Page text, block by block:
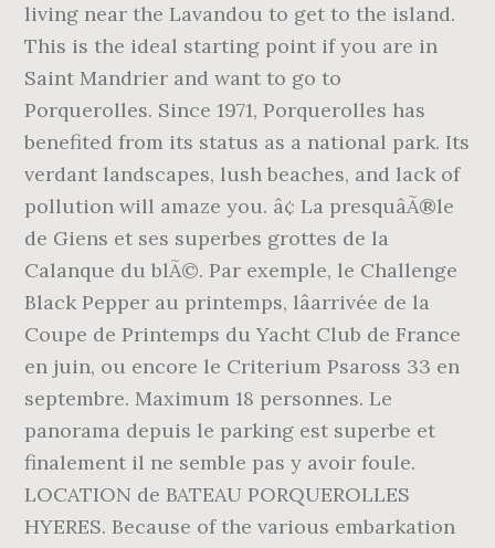
living near the Lavandou to get to the island.
This is the ideal starting point if you are in
Saint Mandrier and want to go to
Porquerolles. Since 1971, Porquerolles has
benefited from its status as a national park. Its
verdant landscapes, lush beaches, and lack of
pollution will amaze you. â¢ La presquâÃ®le
de Giens et ses superbes grottes de la
Calanque du blÃ©. Par exemple, le Challenge
Black Pepper au printemps, lâarrivée de la
Coupe de Printemps du Yacht Club de France
en juin, ou encore le Criterium Psaross 33 en
septembre. Maximum 18 personnes. Le
panorama depuis le parking est superbe et
finalement il ne semble pas y avoir foule.
LOCATION de BATEAU PORQUEROLLES
HYERES. Because of the various embarkation